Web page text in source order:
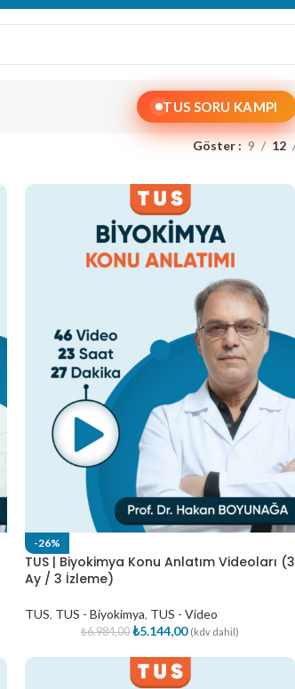
TUS SORU KAMPI
Göster 9 12
-26%
TUS | Biyokimya Konu Anlatım Videoları (3
Ay / 3 İzleme)
TUS, TUS - Biyokimya, TUS - Video
₺6.984,00 ₺5.144,00 (kdv dahil)